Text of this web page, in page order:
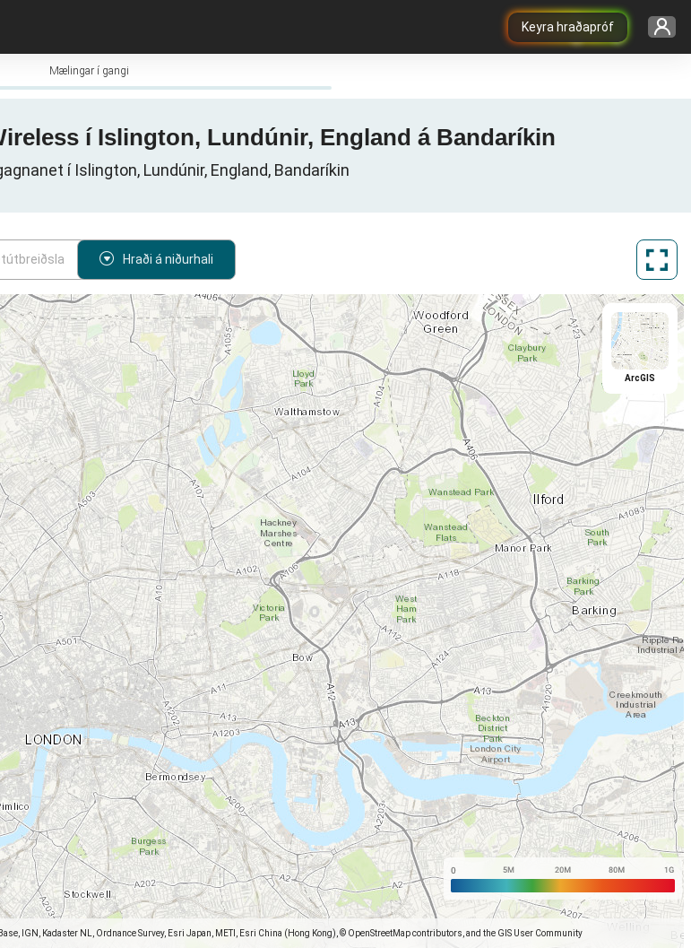
Keyra hraðapróf
Mælingar í gangi
í Islington, Lundúnir, England á Bandaríkin
í Islington, Lundúnir, England, Bandaríkin
Hraði á niðurhali
IGN, Kadaster NL, Ordnance Survey, Esri Japan, METI, Esri China (Hong Kong), © OpenStreetMap contributors, and the GIS User Community
ArcGIS